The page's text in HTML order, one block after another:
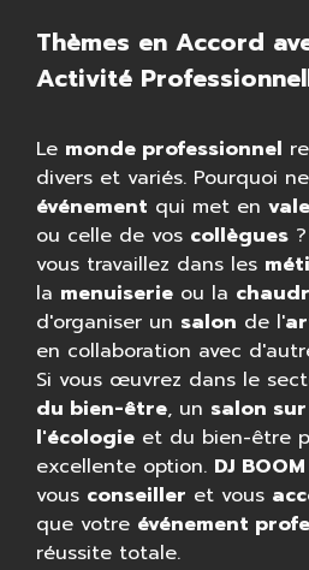
Thèmes en Accord
Activité
Le monde professionnel
divers et variés. Pourquoi
événement qui met en
ou celle de vos collègues?
vous travaillez dans les
la menuiserieou la
d'organiser un salon de l'
en collaboration avec
Si vous œuvrez dans le
du bien-être, un salon
l'écologieet du bien-être
excellente option. DJ
vous conseiller et vous
que votre événement
réussite totale.